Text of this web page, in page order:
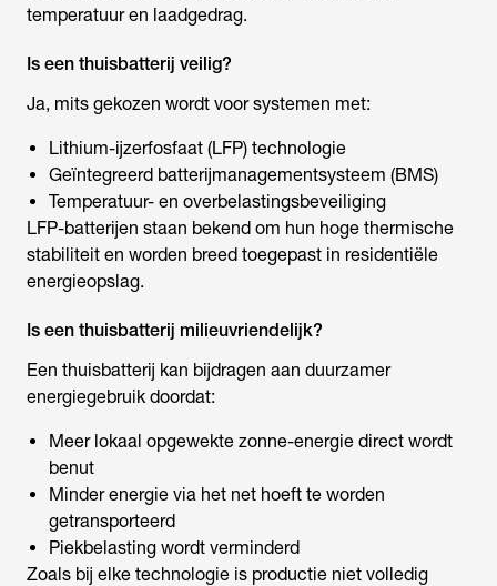
temperatuur en laadgedrag.
Is een thuisbatterij veilig?
Ja, mits gekozen wordt voor systemen met:
Lithium-ijzerfosfaat (LFP) technologie
Geïntegreerd batterijmanagementsysteem (BMS)
Temperatuur- en overbelastingsbeveiliging
LFP-batterijen staan bekend om hun hoge thermische
stabiliteit en worden breed toegepast in residentiële
energieopslag.
Is een thuisbatterij milieuvriendelijk?
Een thuisbatterij kan bijdragen aan duurzamer
energiegebruik doordat:
Meer lokaal opgewekte zonne-energie direct wordt
benut
Minder energie via het net hoeft te worden
getransporteerd
Piekbelasting wordt verminderd
Zoals bij elke technologie is productie niet volledig